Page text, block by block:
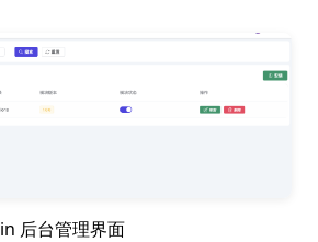
后台管理界面